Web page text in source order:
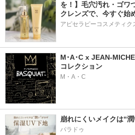
を！】毛穴汚れ・ゴワ
クレンズで、今すぐ始
アピセラピーコスメティク
M･A･C x JEAN-
コレクション
M・A・C
崩れにくいメイクは“
パラドゥ